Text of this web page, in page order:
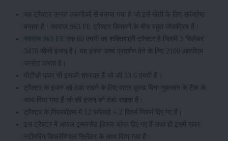
यह ट्रैक्टर उन्नत तकनीकों से बनाया गया है जो इसे खेती के लिए सर्वश्रेष्ठ
बनाता है। स्वराज 963 FE ट्रैक्टर किसानों के बीच बहुत लोकप्रिय हैं।
स्वराज 963 FE
एक 60 एचपी का शक्तिशाली ट्रैक्टर है जिसमें 3 सिलेंडर
3478 सीसी इंजन है। यह इंजन उच्च प्रदर्शन देने के लिए 2100 आरपीएम
जनरेट करता है।
पीटीओ पावर भी इसकी शानदार हैं जो की 53.6 एचपी हैं।
ट्रैक्टर के इंजन को ठंडा रखने के लिए वाटर कूल्ड बिना नुकसान के टैंक के
साथ दिया गया हैं जो की इंजन को ठंडा रखता हैं।
ट्रैक्टर के गियरबॉक्स में 12 फॉरवर्ड + 2 रिवर्स गियर्स दिए गए हैं।
इस ट्रैक्टर में आयल इम्मरसेड डिस्क ब्रेक दिए गए हैं साथ ही इसमें पावर
स्टीयरिंग डिफरेंशियल सिलेंडर के साथ दिया गया हैं।